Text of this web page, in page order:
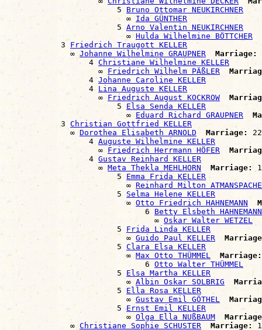
                        5
Bruno Ottomar NEUKIRCHNER
                          ∞
Ida GÜNTHER
                        5
Arno Valentin NEUKIRCHNER
                          ∞
Hulda Wilhelmine BÖTTCHER
            3
Friedrich Traugott KELLER
              ∞
Johanne Wilhelmine GRAUPNER Marriage:
                  4
Christiane Wilhelmine KELLER
                    ∞
Friedrich Wilhelm PÄßLER
                  4
Johanne Caroline KELLER
                  4
Lina Auguste KELLER
                    ∞
Friedrich August KOCKROW
                        5
Elsa Senda KELLER
                          ∞
Eduard Richard GRAUPNER
            3
Christian Gottfried KELLER
              ∞
Dorothea Elisabeth ARNOLD Marriage:
                  4
Auguste Wilhelmine KELLER
                    ∞
Friedrich Herrmann HÖFER
                  4
Gustav Reinhard KELLER
                    ∞
Meta Thekla MEHLHORN Marriage:
                        5
Emma Frida KELLER
                          ∞
Reinhard Milton
                        5
Selma Helene KELLER
                          ∞
Otto Friedrich HAHNEMANN
                              6
Betty Elsbeth HAHNEMANN
                                ∞
Oskar Walter WETZEL
                        5
Frida Linda KELLER
                          ∞
Guido Paul KELLER
                        5
Clara Elsa KELLER
                          ∞
Max Otto THÜMMEL
Marriage:
                              6
Otto Walter THÜMMEL
                        5
Elsa Martha KELLER
                          ∞
Albin Oskar SOLBRIG
                        5
Ella Rosa KELLER
                          ∞
Gustav Emil GÖTHEL
                        5
Ernst Emil KELLER
                          ∞
Olga Ella NUßBAUM
              ∞
Christiane Sophie SCHUSTER Marriage: